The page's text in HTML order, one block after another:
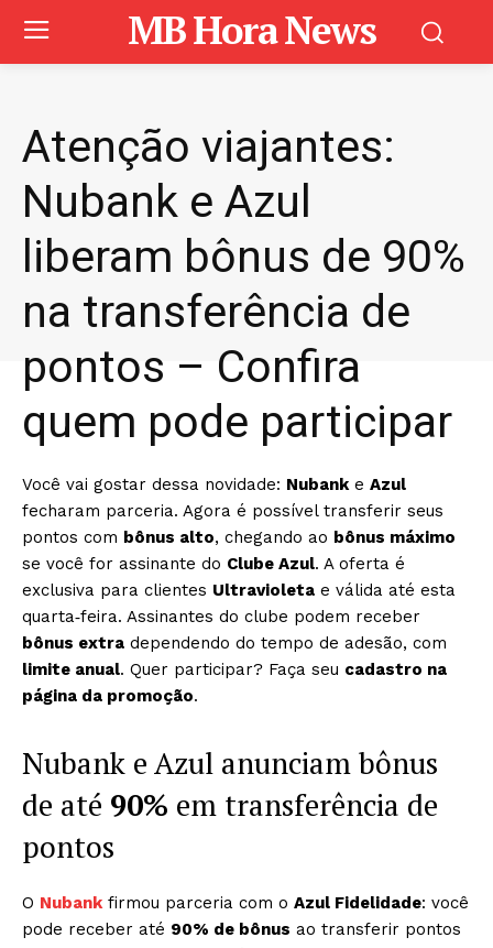
MB Hora News
Atenção viajantes:
Nubank e Azul
liberam bônus de 90%
na transferência de
pontos – Confira
quem pode participar
Você vai gostar dessa novidade: Nubanke Azul
fecharam parceria. Agora é possível transferir seus
pontos com bônus alto, chegando ao bônus máximo
se você for assinante do Clube Azul. A oferta é
exclusiva para clientes Ultravioleta e válida até esta
quarta‑feira. Assinantes do clube podem receber
bônus extra dependendo do tempo de adesão, com
limite anual. Quer participar? Faça seu cadastro na
página da promoção.
Nubank e Azul anunciam bônus
de até 90% em transferência de
pontos
O Nubank firmou parceria com o Azul Fidelidade: você
pode receber até 90% de bônus ao transferir pontos